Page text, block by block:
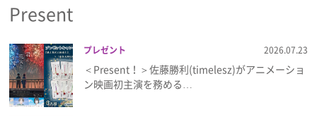
Present
プレゼント 2026.07.23
＜Present！＞佐藤勝利(timelesz)がアニメーショ
ン映画初主演を務める…